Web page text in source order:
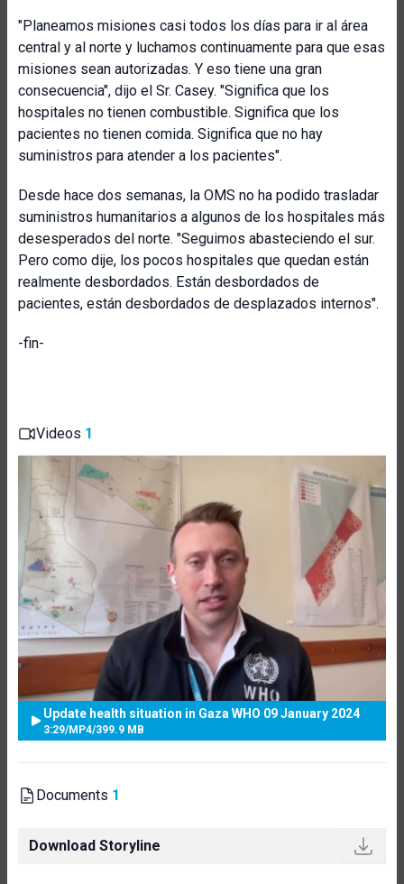
"Planeamos misiones casi todos los días para ir al área
central y al norte y luchamos continuamente para que esas
misiones sean autorizadas. Y eso tiene una gran
consecuencia", dijo el Sr. Casey. "Significa que los
hospitales no tienen combustible. Significa que los
pacientes no tienen comida. Significa que no hay
suministros para atender a los pacientes".
Desde hace dos semanas, la OMS no ha podido trasladar
suministros humanitarios a algunos de los hospitales más
desesperados del norte. "Seguimos abasteciendo el sur.
Pero como dije, los pocos hospitales que quedan están
realmente desbordados. Están desbordados de
pacientes, están desbordados de desplazados internos".
-fin-
Videos 1
Update health situation in Gaza WHO 09 January 2024
3:29/MP4/399.9 MB
Documents 1
Download Storyline